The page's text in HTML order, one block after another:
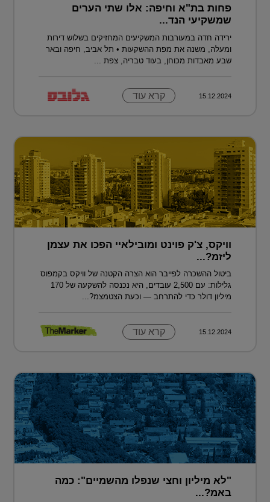
פחות בת"א וחיפה: אלו שתי הערים
שמשקיעי הנד...
ירידה חדה במעורבות המשקיעים המחזיקים בשלוש דירות
ומעלה, משנה את מפת ההשקעות • תל אביב, חיפה ובאר
שבע מאבדות מכוחן, בעוד טבריה, צפת ...
15.12.2024 קרא עוד
וויקס, צ'ק פוינט ומובילאיי הפכו את עצמן
ליזמ?...
ביטול ההשכרה לפייבר הוא הצרה הקטנה של וויקס בקמפוס
גלילות: עם 2,500 עובדים, היא נכנסה להשקעה של 170
מיליון דולר כדי להתרחב — וכעת הצטמצמ?...
15.12.2024 קרא עוד
"לא מיליון וחצי שנפלו מהשמיים": כמה
באמ?...